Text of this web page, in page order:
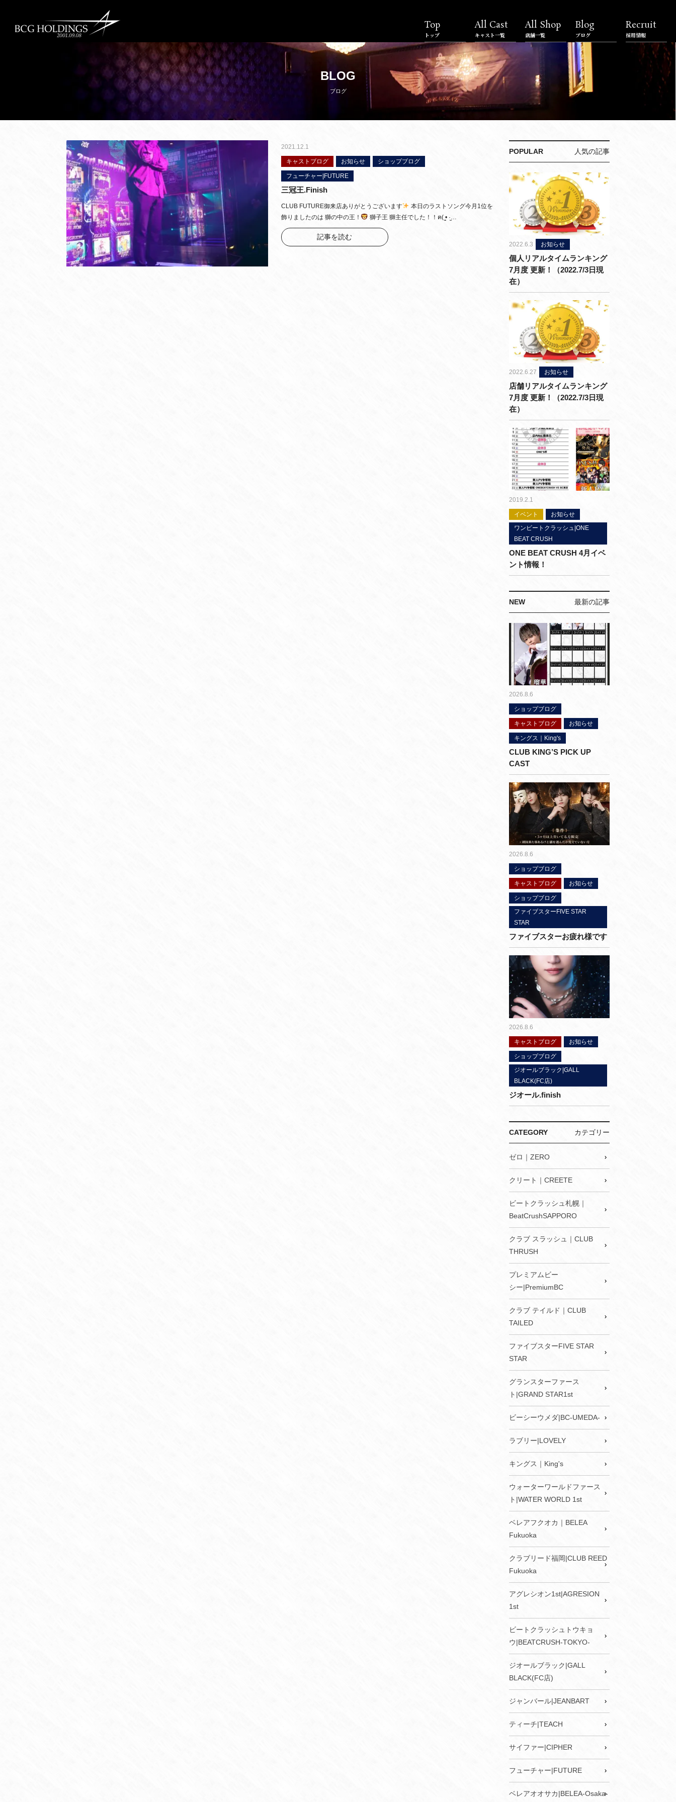
Top
トップ
All Cast
キャスト一覧
All Shop
店舗一覧
Blog
ブログ
Recruit
採用情報
BLOG
ブログ
2021.12.1
キャストブログ お知らせ ショップブログ
フューチャー|FUTURE
三冠王.Finish
CLUB FUTURE御来店ありがとうございます
本日のラストソング今月1位を
飾りましたのは 獅の中の王！
獅子王 獅主任でした！！ฅ( ̳• ·̫…
記事を読む
POPULAR 人気の記事
2022.6.3 お知らせ
個人リアルタイムランキング
7月度 更新！（2022.7/3日現
在）
2022.6.27 お知らせ
店舗リアルタイムランキング
7月度 更新！（2022.7/3日現
在）
2019.2.1
イベント
お知らせ
ワンビートクラッシュ|ONE
BEAT CRUSH
ONE BEAT CRUSH 4月イベ
ント情報！
NEW 最新の記事
2026.8.6
ショップブログ
キャストブログ お知らせ
キングス｜King's
CLUB KING’S PICK UP
CAST
2026.8.6
ショップブログ
キャストブログ お知らせ
ショップブログ
ファイブスターFIVE STAR
STAR
ファイブスターお疲れ様です
2026.8.6
キャストブログ お知らせ
ショップブログ
ジオールブラック|GALL
BLACK(FC店)
ジオール.finish
CATEGORY カテゴリー
ゼロ｜ZERO
クリート｜CREETE
ビートクラッシュ札幌｜
BeatCrushSAPPORO
クラブ スラッシュ｜CLUB
THRUSH
プレミアムビー
シー|PremiumBC
クラブ テイルド｜CLUB
TAILED
ファイブスターFIVE STAR
STAR
グランスターファース
ト|GRAND STAR1st
ビーシーウメダ|BC-UMEDA-
ラブリー|LOVELY
キングス｜King's
ウォーターワールドファース
ト|WATER WORLD 1st
ベレアフクオカ｜BELEA
Fukuoka
クラブリード福岡|CLUB REED
Fukuoka
アグレシオン1st|AGRESION
1st
ビートクラッシュトウキョ
ウ|BEATCRUSH-TOKYO-
ジオールブラック|GALL
BLACK(FC店)
ジャンバール|JEANBART
ティーチ|TEACH
サイファー|CIPHER
フューチャー|FUTURE
ベレアオオサカ|BELEA-Osaka-